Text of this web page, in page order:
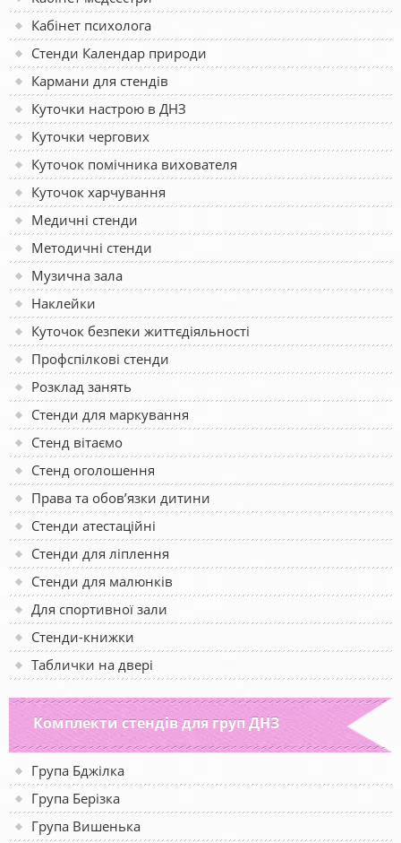
Кабінет психолога
Стенди Календар природи
Кармани для стендів
Куточки настрою в ДНЗ
Куточки чергових
Куточок помічника вихователя
Куточок харчування
Медичні стенди
Методичні стенди
Музична зала
Наклейки
Куточок безпеки життєдіяльності
Профспілкові стенди
Розклад занять
Стенди для маркування
Стенд вітаємо
Стенд оголошення
Права та обов’язки дитини
Стенди атестаційні
Стенди для ліплення
Стенди для малюнків
Для спортивної зали
Стенди-книжки
Таблички на двері
Комплекти стендів для груп ДНЗ
Група Бджілка
Група Берізка
Група Вишенька